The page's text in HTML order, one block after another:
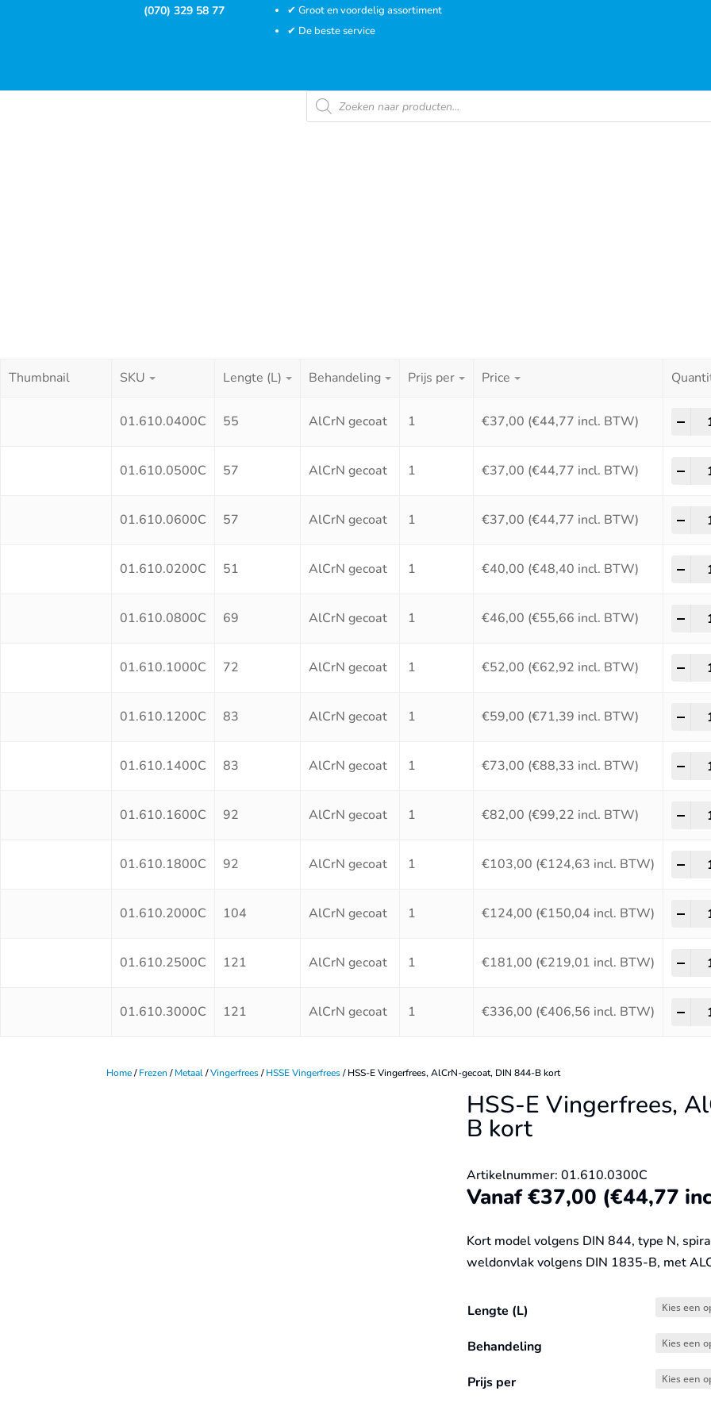
(070) 329 58 77
✔ Groot en voordelig assortiment
✔ De beste service
Producten
zoeken
Thumbnail SKU Lengte (L) Behandeling Prijs per Price
01.610.0400C 55 AlCrN gecoat 1 €37,00 (€44,77 incl. BTW)-
01.610.0500C 57 AlCrN gecoat 1 €37,00 (€44,77 incl. BTW)-
01.610.0600C 57 AlCrN gecoat 1 €37,00 (€44,77 incl. BTW)-
01.610.0200C 51 AlCrN gecoat 1 €40,00 (€48,40 incl. BTW)-
01.610.0800C 69 AlCrN gecoat 1 €46,00 (€55,66 incl. BTW)-
01.610.1000C 72 AlCrN gecoat 1 €52,00 (€62,92 incl. BTW)-
01.610.1200C 83 AlCrN gecoat 1 €59,00 (€71,39 incl. BTW)-
01.610.1400C 83 AlCrN gecoat 1 €73,00 (€88,33 incl. BTW)-
01.610.1600C 92 AlCrN gecoat 1 €82,00 (€99,22 incl. BTW)-
01.610.1800C 92 AlCrN gecoat 1 €103,00 (€124,63 incl. BTW)
-
01.610.2000C 104 AlCrN gecoat 1 €124,00 (€150,04 incl. BTW)
-
01.610.2500C 121 AlCrN gecoat 1 €181,00 (€219,01 incl. BTW)
-
01.610.3000C 121 AlCrN gecoat 1 €336,00 (€406,56 incl. BTW)
-
Home/Frezen /Metaal/Vingerfrees/HSSE Vingerfrees/ HSS-E Vingerfrees, AlCrN-gecoat, DIN 844-B kort
HSS-E Vingerfrees,
B kort
Artikelnummer: 01.610.0300C
Vanaf €37,00 (€44,77
Kort model volgens DIN 844, type N,
weldonvlak volgens DIN 1835-B, met
Lengte (L)
Behandeling
Prijs per